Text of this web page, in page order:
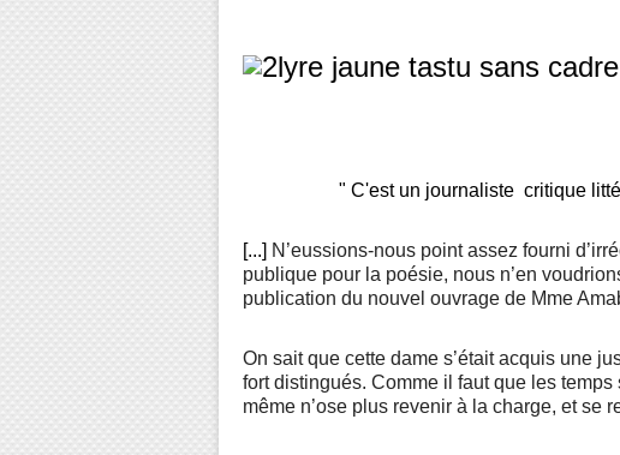
" C'est un journaliste critique
[...] N’eussions-nous point assez fourni
publique pour la poésie, nous n’en
publication du nouvel ouvrage de Mme
On sait que cette dame s’était acquis une
fort distingués. Comme il faut que les
même n’ose plus revenir à la charge, et se